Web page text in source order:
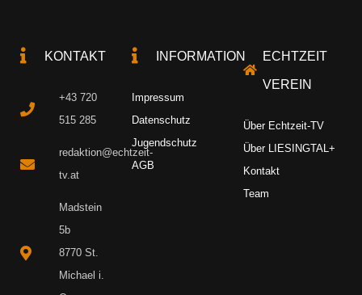
KONTAKT
+43 720
515 285
redaktion@echtzeit-
tv.at
Madstein
5b
8770 St.
Michael i.
INFORMATION
Impressum
Datenschutz
Jugendschutz
AGB
ECHTZEIT
VEREIN
Über Echtzeit-TV
Über LIESINGTAL+
Kontakt
Team